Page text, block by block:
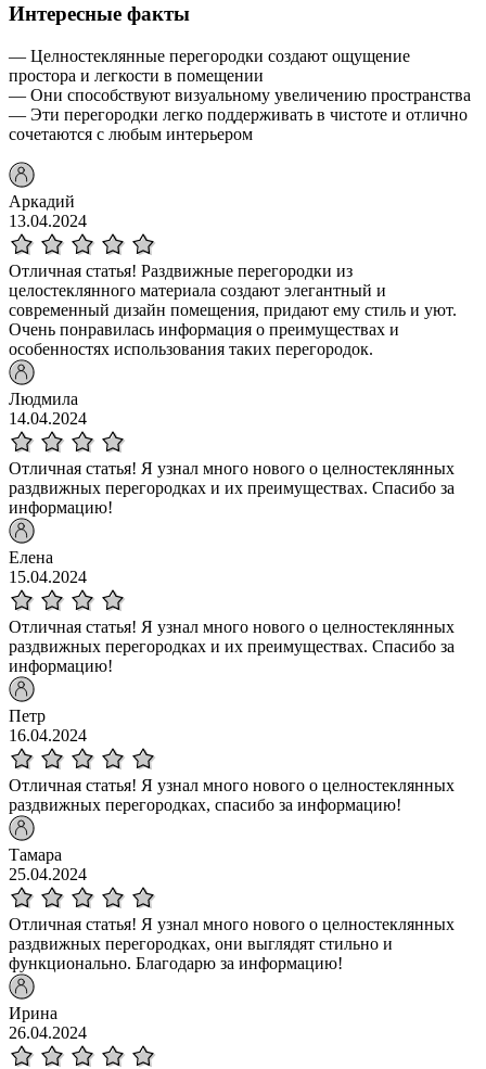
Интересные факты
— Целностеклянные перегородки создают ощущение
простора и легкости в помещении
— Они способствуют визуальному увеличению пространства
— Эти перегородки легко поддерживать в чистоте и отлично
сочетаются с любым интерьером
Аркадий
13.04.2024
Отличная статья! Раздвижные перегородки из
целостеклянного материала создают элегантный и
современный дизайн помещения, придают ему стиль и уют.
Очень понравилась информация о преимуществах и
особенностях использования таких перегородок.
Людмила
14.04.2024
Отличная статья! Я узнал много нового о целностеклянных
раздвижных перегородках и их преимуществах. Спасибо за
информацию!
Елена
15.04.2024
Отличная статья! Я узнал много нового о целностеклянных
раздвижных перегородках и их преимуществах. Спасибо за
информацию!
Петр
16.04.2024
Отличная статья! Я узнал много нового о целностеклянных
раздвижных перегородках, спасибо за информацию!
Тамара
25.04.2024
Отличная статья! Я узнал много нового о целностеклянных
раздвижных перегородках, они выглядят стильно и
функционально. Благодарю за информацию!
Ирина
26.04.2024